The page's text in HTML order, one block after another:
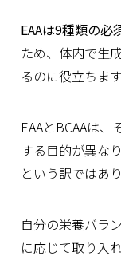
EAAは9種類の必
ため、体内で生
るのに役立ちます
EAAとBCAAは
する目的が異な
という訳ではあ
自分の栄養バラ
に応じて取り入